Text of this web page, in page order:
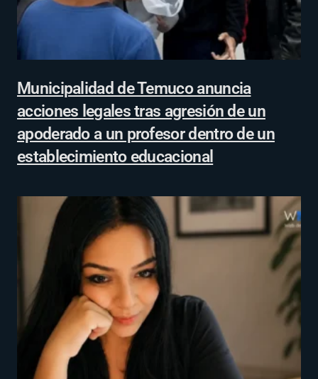
Municipalidad de Temuco anuncia
acciones legales tras agresión de un
apoderado a un profesor dentro de un
establecimiento educacional